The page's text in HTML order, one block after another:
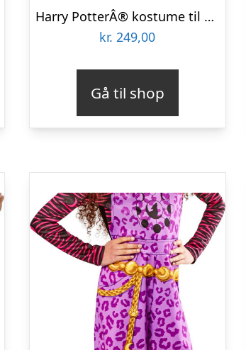
Harry PotterÂ® kostume til børn
kr. 249,00
Gå til shop